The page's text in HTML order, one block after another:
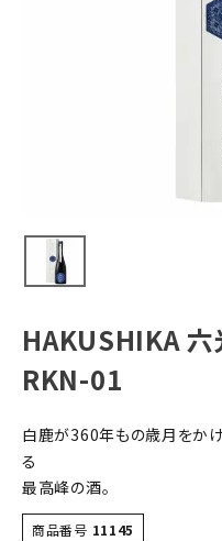
食品
酒器
キーワードから探す
受賞酒
飲み比べ
セット
HAKUSHIKA
RKN-01
白鹿が360年もの歳月をか
る
最高峰の酒。
商品番号 11145